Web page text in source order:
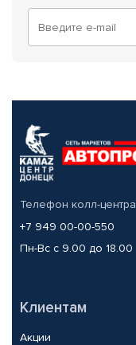
Телефон колл-центра
+7 949 00-00-550
Пн-Вс с 9.00 до 18.00
Клиентам
Акции